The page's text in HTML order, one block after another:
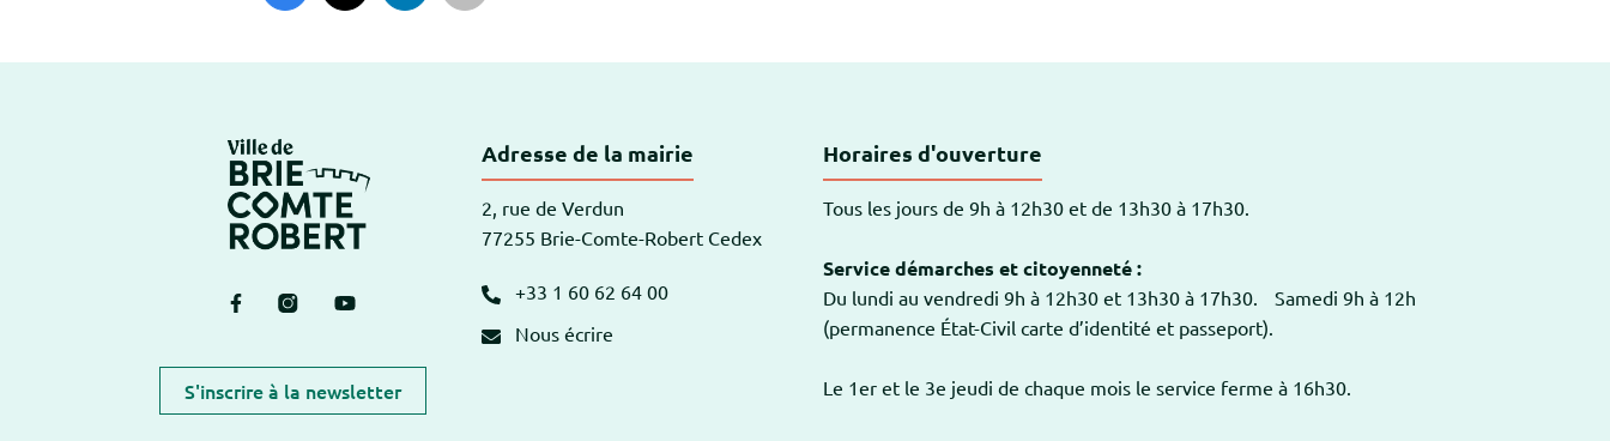
Logo Brie-Comte-Robert
Lien vers le compte Facebook
Lien vers le compte Instagram
Lien vers la chaîne Youtube
S'inscrire à la newsletter
Adresse de la mairie
2, rue de Verdun
77255 Brie-Comte-Robert Cedex
+33 1 60 62 64 00
Nous écrire
Horaires d'ouverture
Tous les jours de 9h à 12h30 et de 13h30 à 17h30.
Service démarches et citoyenneté :
Du lundi au vendredi 9h à 12h30 et 13h30 à 17h30. Samedi 9h à 12h
(permanence État-Civil carte d’identité et passeport).
Le 1er et le 3e jeudi de chaque mois le service ferme à 16h30.